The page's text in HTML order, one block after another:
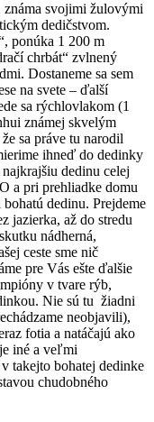
svojimi žulovými
dedičstvom.
ponúka 1 200 m
chrbát“ zvlnený
Dostaneme sa sem
na svete – ďalší
sa rýchlovlakom (1
známej skvelým
sa práve tu narodil
ihneď do dedinky
dedinu celej
a pri prehliadke domu
dedinu. Prejdeme
jazierka, až do stredu
nádherná,
ceste sme nič
pre Vás ešte ďalšie
v tvare rýb,
Nie sú tu žiadni
neobjavili),
fotia a natáčajú ako
iné a veľmi
takejto bohatej dedinke
chudobného